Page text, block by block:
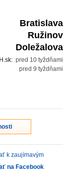
Bratislava
Ružinov
Doležalova
pred 10 tyždňami
pred 9 tyždňami
k zaujímavým
na Facebook